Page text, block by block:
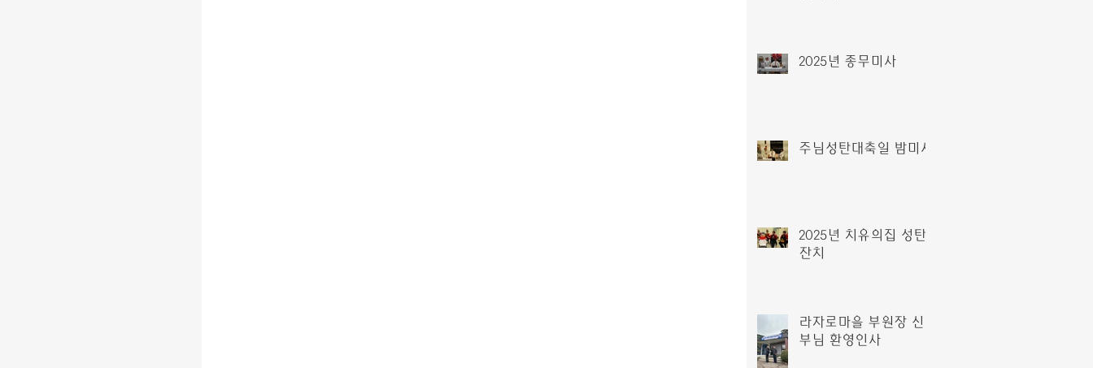
2025년 종무미사
주님성탄대축일 밤미사
2025년 치유의집 성탄
잔치
라자로마을 부원장 신
부님 환영인사